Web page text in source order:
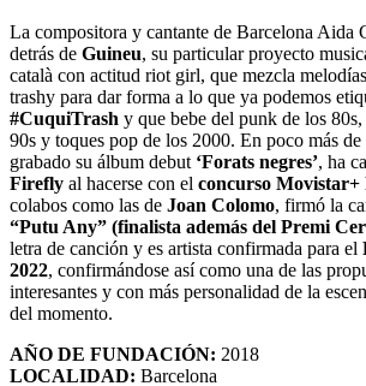
La compositora y cantante de Barcelona Aida
detrás de Guineu, su particular proyecto
català con actitud riot girl, que mezcla
trashy para dar forma a lo que ya podemos
#CuquiTrash y que bebe del punk de los
90s y toques pop de los 2000. En poco más de
grabado su álbum debut ‘Forats negres’, ha
Firefly al hacerse con el concurso Movistar+
colabos como las de Joan Colomo, firmó la
“Putu Any” (finalista además del Premi
letra de canción y es artista confirmada para el
2022, confirmándose así como una de las
interesantes y con más personalidad de la
del momento.
AÑO DE FUNDACIÓN: 2018
LOCALIDAD: Barcelona